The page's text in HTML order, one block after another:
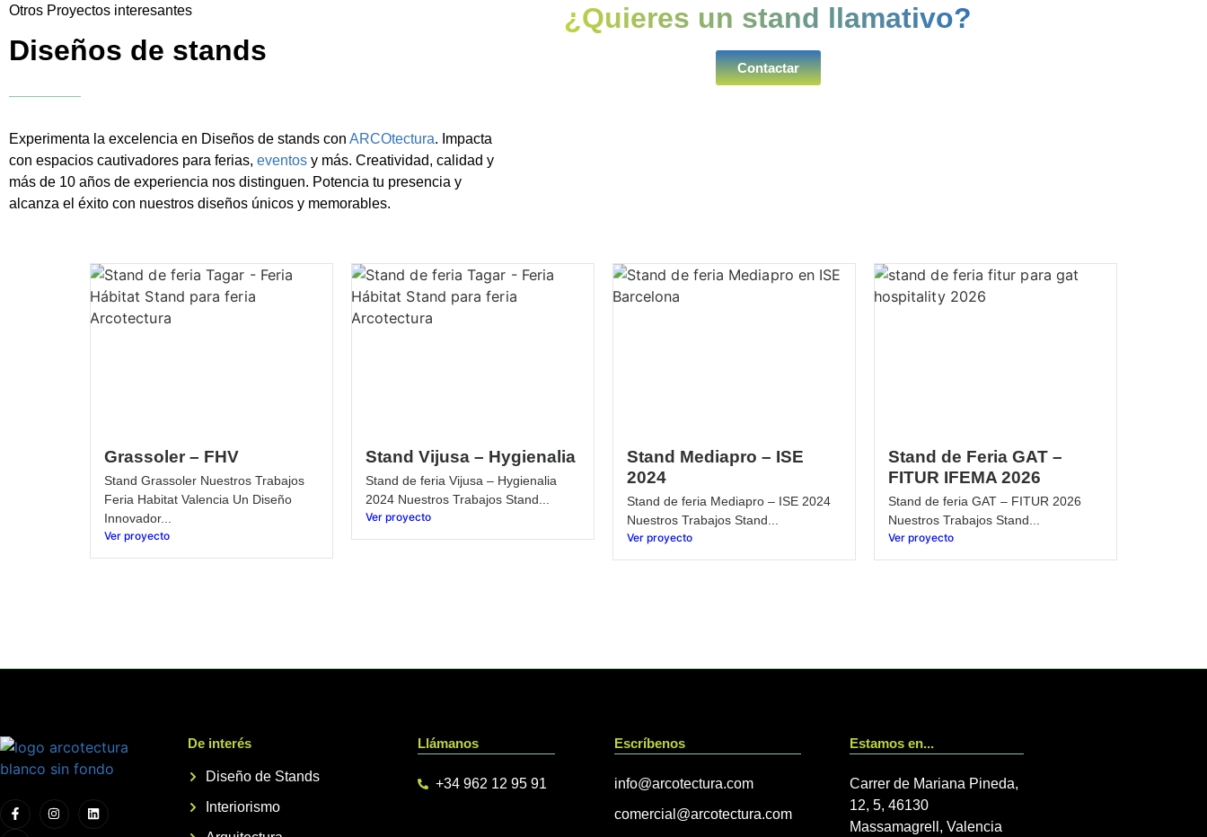
Otros Proyectos interesantes
Diseños de stands
Experimenta la excelencia en Diseños de stands con ARCOtectura. Impacta
con espacios cautivadores para ferias, eventos y más. Creatividad, calidad y
más de 10 años de experiencia nos distinguen. Potencia tu presencia y
alcanza el éxito con nuestros diseños únicos y memorables.
¿Quieres un stand llamativo?
Contactar
Grassoler – FHV
Stand Grassoler Nuestros Trabajos
Feria Habitat Valencia Un Diseño
Innovador...
Ver proyecto
Stand Vijusa – Hygienalia
Stand de feria Vijusa – Hygienalia
2024 Nuestros Trabajos Stand...
Ver proyecto
Stand Mediapro – ISE
2024
Stand de feria Mediapro – ISE 2024
Nuestros Trabajos Stand...
Ver proyecto
Stand de Feria GAT –
FITUR IFEMA 2026
Stand de feria GAT – FITUR 2026
Nuestros Trabajos Stand...
Ver proyecto
De interés
Diseño de Stands
Interiorismo
Llámanos
+34 962 12 95 91
Escríbenos
info@arcotectura.com
comercial@arcotectura.com
Estamos en...
Carrer de Mariana Pineda,
12, 5, 46130
Massamagrell, Valencia